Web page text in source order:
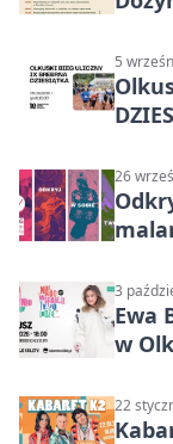
5
26
3
Ewa
w
22